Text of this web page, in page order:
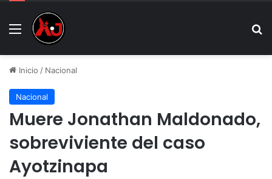
Menu
Inicio / Nacional
Nacional
Muere Jonathan Maldonado,
sobreviviente del caso
Ayotzinapa